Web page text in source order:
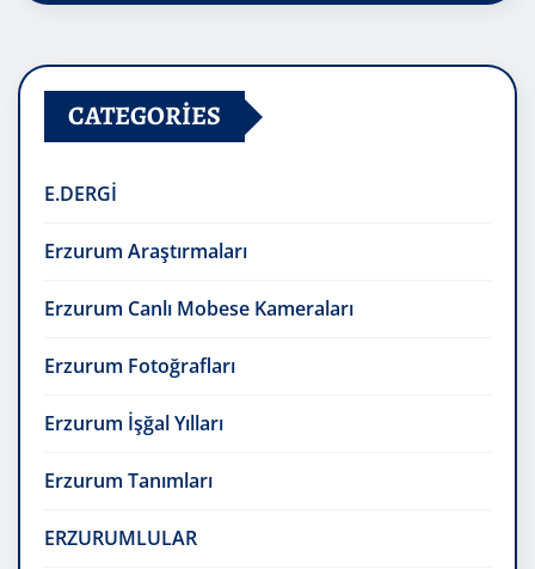
CATEGORIES
E.DERGİ
Erzurum Araştırmaları
Erzurum Canlı Mobese Kameraları
Erzurum Fotoğrafları
Erzurum İşğal Yılları
Erzurum Tanımları
ERZURUMLULAR